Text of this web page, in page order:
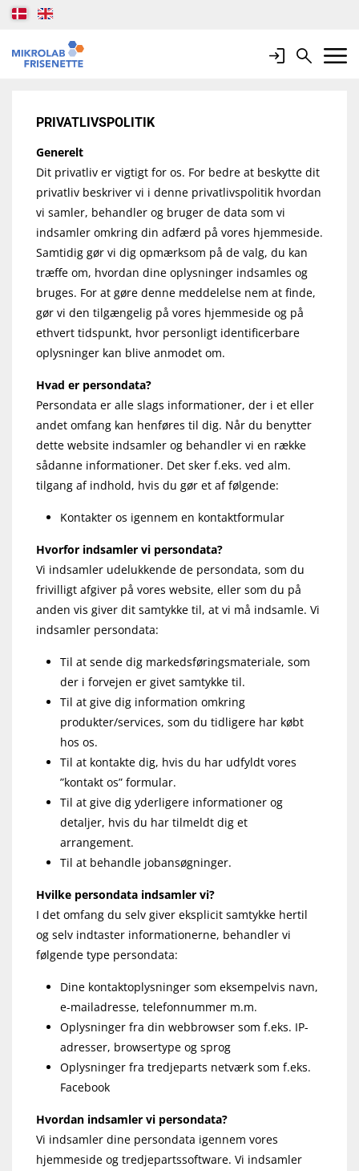
LoginSearchMobile
PRIVATLIVSPOLITIK
Generelt
Dit privatliv er vigtigt for os. For bedre at beskytte dit
privatliv beskriver vi i denne privatlivspolitik hvordan
vi samler, behandler og bruger de data som vi
indsamler omkring din adfærd på vores hjemmeside.
Samtidig gør vi dig opmærksom på de valg, du kan
træffe om, hvordan dine oplysninger indsamles og
bruges. For at gøre denne meddelelse nem at finde,
gør vi den tilgængelig på vores hjemmeside og på
ethvert tidspunkt, hvor personligt identificerbare
oplysninger kan blive anmodet om.
Hvad er persondata?
Persondata er alle slags informationer, der i et eller
andet omfang kan henføres til dig. Når du benytter
dette website indsamler og behandler vi en række
sådanne informationer. Det sker f.eks. ved alm.
tilgang af indhold, hvis du gør et af følgende:
Kontakter os igennem en kontaktformular
Hvorfor indsamler vi persondata?
Vi indsamler udelukkende de persondata, som du
frivilligt afgiver på vores website, eller som du på
anden vis giver dit samtykke til, at vi må indsamle. Vi
indsamler persondata:
Til at sende dig markedsføringsmateriale, som
der i forvejen er givet samtykke til.
Til at give dig information omkring
produkter/services, som du tidligere har købt
hos os.
Til at kontakte dig, hvis du har udfyldt vores
”kontakt os” formular.
Til at give dig yderligere informationer og
detaljer, hvis du har tilmeldt dig et
arrangement.
Til at behandle jobansøgninger.
Hvilke persondata indsamler vi?
I det omfang du selv giver eksplicit samtykke hertil
og selv indtaster informationerne, behandler vi
følgende type persondata:
Dine kontaktoplysninger som eksempelvis navn,
e-mailadresse, telefonnummer m.m.
Oplysninger fra din webbrowser som f.eks. IP-
adresser, browsertype og sprog
Oplysninger fra tredjeparts netværk som f.eks.
Facebook
Hvordan indsamler vi persondata?
Vi indsamler dine persondata igennem vores
hjemmeside og tredjepartssoftware. Vi indsamler